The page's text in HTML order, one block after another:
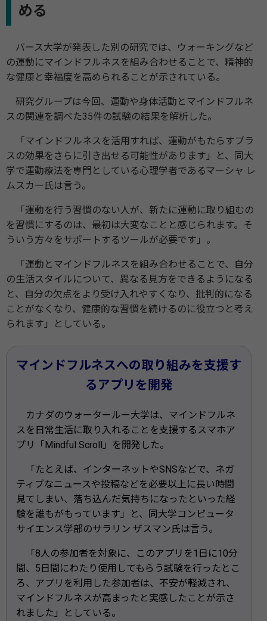
める
バース大学が発表した別の研究では、ウォーキングなど
の運動にマインドフルネスを組み合わせることで、精神的
な健康と幸福度を高められることが示されている。
研究グループは今回、運動や身体活動とマインドフルネ
スの関連を調べた35件の試験の結果を解析した。
「マインドフルネスを活用すれば、運動がもたらすプラ
スの効果をさらに引き出せる可能性があります」と、同大
学で運動療法を専門としている心理学者であるマーシャ レ
ムスカー氏は言う。
「運動を行う習慣のない人が、新たに運動に取り組むの
を習慣にするのは、最初は大変なことと感じられます。そ
ういう方々をサポートするツールが必要です」。
「運動とマインドフルネスを組み合わせることで、自分
の生活スタイルについて、異なる見方をできるようになる
と、自分の欠点をより受け入れやすくなり、批判的になる
ことがなくなり、健康的な習慣を続けるのに役立つと考え
られます」としている。
マインドフルネスへの取り組みを支援す
るアプリを開発
カナダのウォータールー大学は、マインドフルネ
スを日常生活に取り入れることを支援するスマホア
プリ「Mindful Scroll」を開発した。
「たとえば、インターネットやSNSなどで、ネガ
ティブなニュースや投稿などを必要以上に長い時間
見てしまい、落ち込んだ気持ちになったといった経
験を誰もがもっています」と、同大学コンピュータ
サイエンス学部のサラリン ザスマン氏は言う。
「8人の参加者を対象に、このアプリを1日に10分
間、5日間にわたり使用してもらう試験を行ったとこ
ろ、アプリを利用した参加者は、不安が軽減され、
マインドフルネスが高まったと実感したことが示さ
れました」としている。